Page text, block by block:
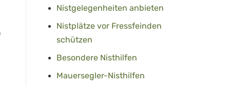
Nistgelegenheiten anbieten
Nistplätze vor Fressfeinden
schützen
Besondere Nisthilfen
Mauersegler-Nisthilfen